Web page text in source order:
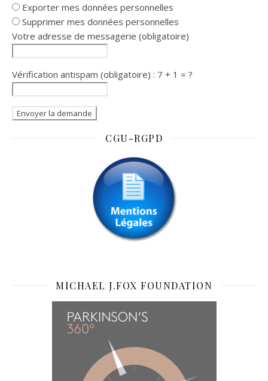
Exporter mes données personnelles
Supprimer mes données personnelles
Votre adresse de messagerie (obligatoire)
Vérification antispam (obligatoire) : 7 + 1 = ?
CGU-RGPD
MICHAEL J.FOX FOUNDATION